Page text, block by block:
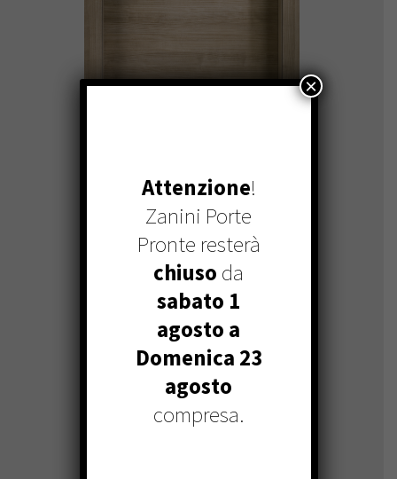
Attenzione!
Zanini Porte
Pronte resterà
chiuso da
sabato 1
agosto a
Domenica 23
agosto
compresa.
×